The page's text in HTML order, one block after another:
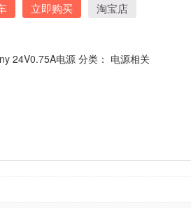
立即购买 淘宝店
24V0.75A电源分类： 电源相关